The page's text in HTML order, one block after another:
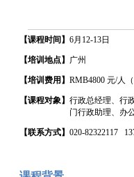
【课程时间】 6月 12-13日
【培训 地点】 广州
【培训费用】 RMB4800 元/人
【课程对象】 行政总经理、行
门行政助理、办
【联系方式】 020-82322117